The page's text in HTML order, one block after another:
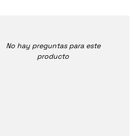
No hay preguntas para este
producto